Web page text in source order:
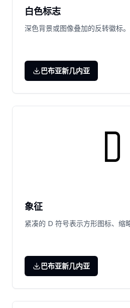
白色标志
深色背景或图像叠加的反转徽标。
巴布亚新几内亚
象征
紧凑的 D 符号表示方形图标、缩
巴布亚新几内亚